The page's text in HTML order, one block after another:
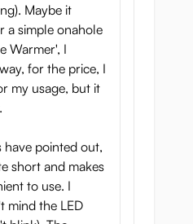
Maybe it
a simple onahole
Warmer', I
for the price, I
my usage, but it
have pointed out,
short and makes
to use. I
mind the LED